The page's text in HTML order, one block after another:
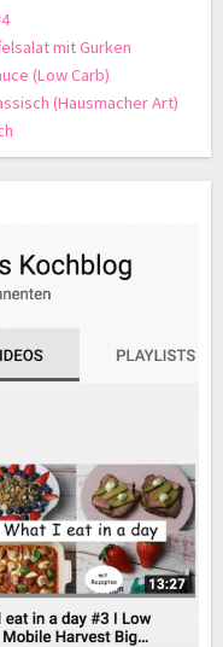
mit Gurken
(Low Carb)
(Hausmacher Art)